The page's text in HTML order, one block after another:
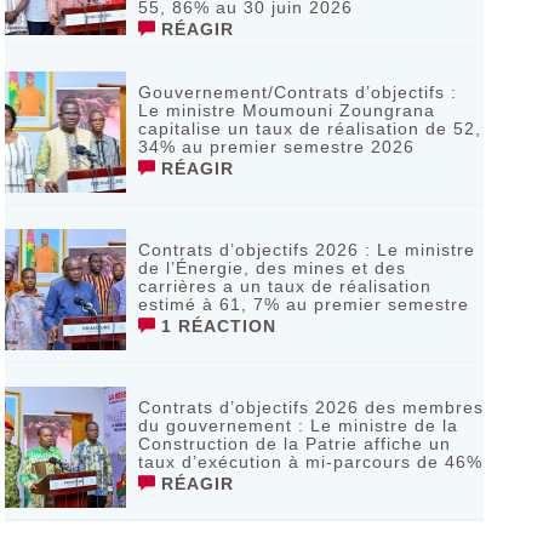
55, 86% au 30 juin 2026
RÉAGIR
Gouvernement/Contrats d’objectifs :
Le ministre Moumouni Zoungrana
capitalise un taux de réalisation de 52,
34% au premier semestre 2026
RÉAGIR
Contrats d’objectifs 2026 : Le ministre
de l’Énergie, des mines et des
carrières a un taux de réalisation
estimé à 61, 7% au premier semestre
1 RÉACTION
Contrats d’objectifs 2026 des membres
du gouvernement : Le ministre de la
Construction de la Patrie affiche un
taux d’exécution à mi-parcours de 46%
RÉAGIR